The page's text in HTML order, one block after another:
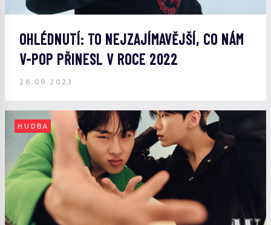
OHLÉDNUTÍ: TO NEJZAJÍMAVĚJŠÍ, CO NÁM
V-POP PŘINESL V ROCE 2022
26.09.2023
HUDBA